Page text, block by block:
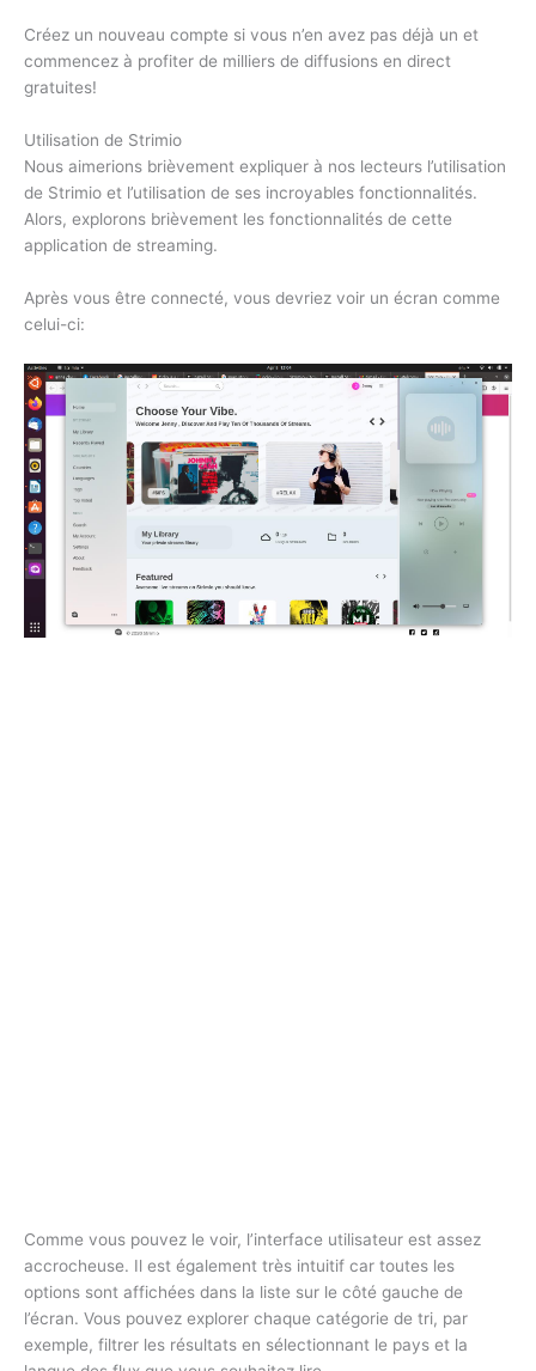
Créez un nouveau compte si vous n’en avez pas déjà un et
commencez à profiter de milliers de diffusions en direct
gratuites!
Utilisation de Strimio
Nous aimerions brièvement expliquer à nos lecteurs l’utilisation
de Strimio et l’utilisation de ses incroyables fonctionnalités.
Alors, explorons brièvement les fonctionnalités de cette
application de streaming.
Après vous être connecté, vous devriez voir un écran comme
celui-ci:
Comme vous pouvez le voir, l’interface utilisateur est assez
accrocheuse. Il est également très intuitif car toutes les
options sont affichées dans la liste sur le côté gauche de
l’écran. Vous pouvez explorer chaque catégorie de tri, par
exemple, filtrer les résultats en sélectionnant le pays et la